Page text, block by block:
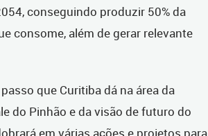
conseguindo produzir 50% da
consome, além de gerar relevante
que Curitiba dá na área da
do Pinhão e da visão de futuro do
em várias ações e projetos para